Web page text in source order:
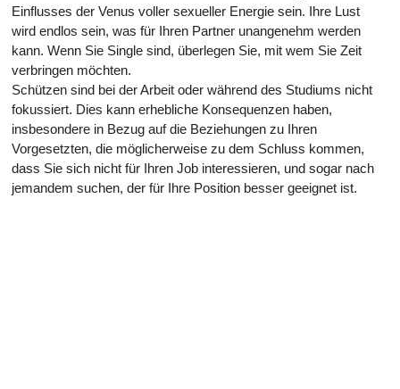
Einflusses der Venus voller sexueller Energie sein. Ihre Lust
wird endlos sein, was für Ihren Partner unangenehm werden
kann. Wenn Sie Single sind, überlegen Sie, mit wem Sie Zeit
verbringen möchten.
Schützen sind bei der Arbeit oder während des Studiums nicht
fokussiert. Dies kann erhebliche Konsequenzen haben,
insbesondere in Bezug auf die Beziehungen zu Ihren
Vorgesetzten, die möglicherweise zu dem Schluss kommen,
dass Sie sich nicht für Ihren Job interessieren, und sogar nach
jemandem suchen, der für Ihre Position besser geeignet ist.